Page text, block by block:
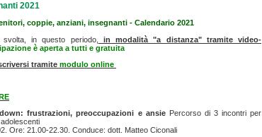
2021
coppie, anziani, insegnanti - Calendario 2021
in questo periodo,
in modalità "a distanza" tramite video-
è aperta a tutti e gratuita
tramite modulo online
frustrazioni, preoccupazioni e ansie Percorso di 3 incontri per
Ore: 21.00-22.30. Conduce: dott. Matteo Ciconali